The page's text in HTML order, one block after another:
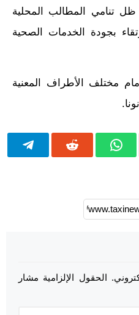
ظل تنامي المطالب المحلية
بجودة الخدمات الصحية
مختلف الأطراف المعنية
الحقول الإلزامية مشار